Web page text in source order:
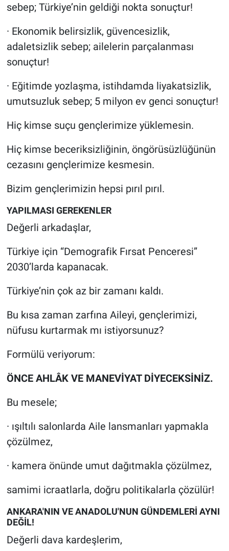
sebep; Türkiye’nin geldiği nokta sonuçtur!
· Ekonomik belirsizlik, güvencesizlik,
adaletsizlik sebep; ailelerin parçalanması
sonuçtur!
· Eğitimde yozlaşma, istihdamda liyakatsizlik,
umutsuzluk sebep; 5 milyon ev genci sonuçtur!
Hiç kimse suçu gençlerimize yüklemesin.
Hiç kimse beceriksizliğinin, öngörüsüzlüğünün
cezasını gençlerimize kesmesin.
Bizim gençlerimizin hepsi pırıl pırıl.
YAPILMASI GEREKENLER
Değerli arkadaşlar,
Türkiye için “Demografik Fırsat Penceresi”
2030’larda kapanacak.
Türkiye’nin çok az bir zamanı kaldı.
Bu kısa zaman zarfına Aileyi, gençlerimizi,
nüfusu kurtarmak mı istiyorsunuz?
Formülü veriyorum:
ÖNCE AHLÂK VE MANEVİYAT DİYECEKSİNİZ.
Bu mesele;
· ışıltılı salonlarda Aile lansmanları yapmakla
çözülmez,
· kamera önünde umut dağıtmakla çözülmez,
samimi icraatlarla, doğru politikalarla çözülür!
ANKARA'NIN VE ANADOLU'NUN GÜNDEMLERİ AYNI
DEĞİL!
Değerli dava kardeşlerim,